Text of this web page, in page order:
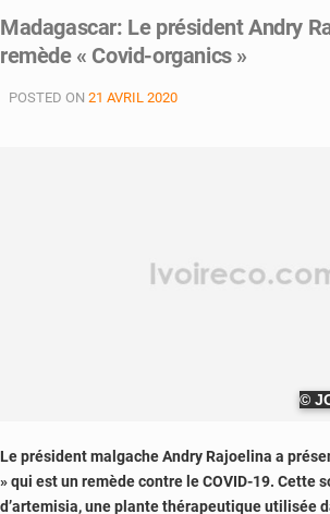
Madagascar: Le président Andry
remède « Covid-organics »
POSTED ON 21 AVRIL 2020
©
Le président malgache Andry Rajoelina a
» qui est un remède contre le COVID-19. Cette
d’artemisia, une plante thérapeutique utilisée